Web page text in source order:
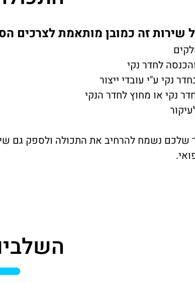
שירות זה כמובן מותאמת לצרכים
לחדר נקי
נקי ע"י עובדי ייצור
נקי או מחוץ לחדר הנקי
נשמח להרחיב את התכולה ולספק גם